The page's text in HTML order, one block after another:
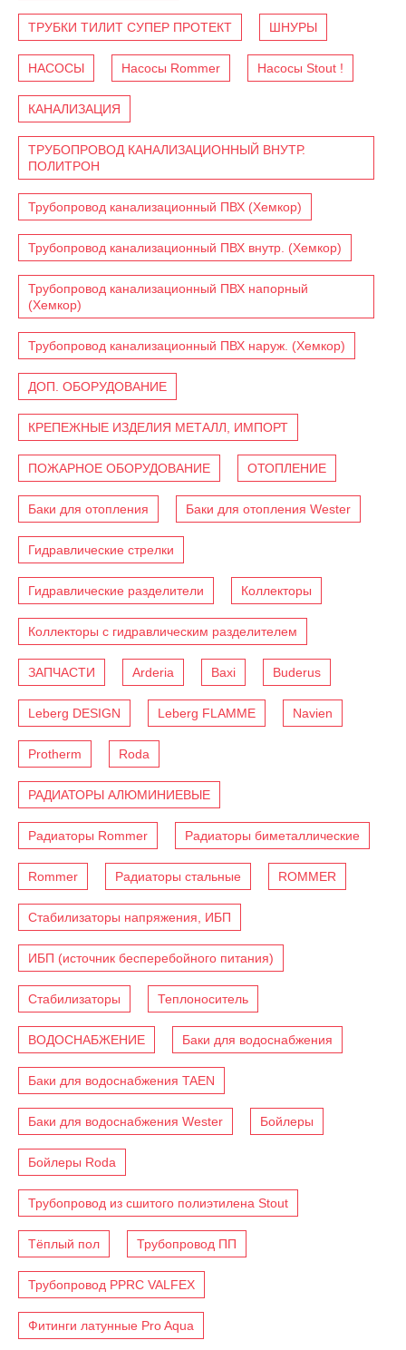
ТРУБКИ ТИЛИТ СУПЕР ПРОТЕКТ ШНУРЫ
НАСОСЫ Насосы Rommer Насосы Stout !
КАНАЛИЗАЦИЯ
ТРУБОПРОВОД КАНАЛИЗАЦИОННЫЙ ВНУТР.
ПОЛИТРОН
Трубопровод канализационный ПВХ (Хемкор)
Трубопровод канализационный ПВХ внутр. (Хемкор)
Трубопровод канализационный ПВХ напорный
(Хемкор)
Трубопровод канализационный ПВХ наруж. (Хемкор)
ДОП. ОБОРУДОВАНИЕ
КРЕПЕЖНЫЕ ИЗДЕЛИЯ МЕТАЛЛ, ИМПОРТ
ПОЖАРНОЕ ОБОРУДОВАНИЕ ОТОПЛЕНИЕ
Баки для отопления Баки для отопления Wester
Гидравлические стрелки
Гидравлические разделители Коллекторы
Коллекторы с гидравлическим разделителем
ЗАПЧАСТИ Arderia Baxi Buderus
Leberg DESIGN Leberg FLAMME Navien
Protherm Roda
РАДИАТОРЫ АЛЮМИНИЕВЫЕ
Радиаторы Rommer Радиаторы биметаллические
Rommer Радиаторы стальные ROMMER
Стабилизаторы напряжения, ИБП
ИБП (источник бесперебойного питания)
Стабилизаторы Теплоноситель
ВОДОСНАБЖЕНИЕ Баки для водоснабжения
Баки для водоснабжения TAEN
Баки для водоснабжения Wester Бойлеры
Бойлеры Roda
Трубопровод из сшитого полиэтилена Stout
Тёплый пол Трубопровод ПП
Трубопровод PPRC VALFEX
Фитинги латунные Pro Aqua